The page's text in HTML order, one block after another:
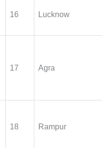
16 Lucknow
17 Agra
18 Rampur